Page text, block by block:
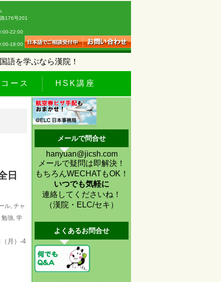
176号201
22:00
語を学ぶなら漢院！
ース HSK講座
日
ル, チャ
勉強, 学
月）-4
メールで問合せ
hanyuan@jicsh.com
メールで疑問は即解決！
もちろんWECHATもOK！
いつでも気軽に
連絡してくださいね！
（漢院・ELC/セキ）
よくあるお問合せ